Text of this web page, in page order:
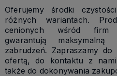
Oferujemy środki
różnych wariantach.
cenionych wśród firm
gwarantują maksymalną
zabrudzeń. Zapraszamy
ofertą, do kontaktu z
także do dokonywania